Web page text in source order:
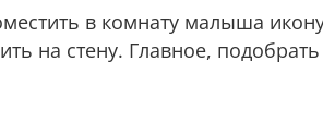
в комнату малыша
на стену. Главное,